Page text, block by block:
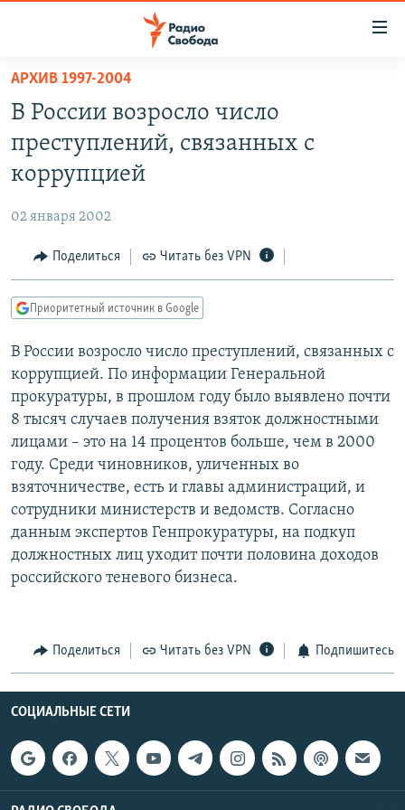
упрощенного
доступа
основному
Вернутся
Вернутся
поиску
АВТОРСКИЕ ПРОЕКТЫ
МНЕНИЯ
КУЛЬТУРА
КАВКАЗ.РЕАЛИИ
СЕВЕР.РЕАЛИИ
СИБИРЬ.РЕАЛИИ
РАСПИСАНИЕ ВЕЩАНИЯ
ПОДПИШИТЕСЬ НА РАССЫЛКУ
АРХИВ 1997-2004
В России возросло число
преступлений, связанных с
коррупцией
02 января 2002
Поделиться Читать без VPN
Приоритетный источник в Google
В России возросло число преступлений, связанных с
коррупцией. По информации Генеральной
прокуратуры, в прошлом году было выявлено почти
8 тысяч случаев получения взяток должностными
лицами – это на 14 процентов больше, чем в 2000
году. Среди чиновников, уличенных во
взяточничестве, есть и главы администраций, и
сотрудники министерств и ведомств. Согласно
данным экспертов Генпрокуратуры, на подкуп
должностных лиц уходит почти половина доходов
российского теневого бизнеса.
Поделиться Читать без VPN Подпишитесь
СОЦИАЛЬНЫЕ СЕТИ